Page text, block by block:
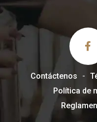
Contáctenos
Política de